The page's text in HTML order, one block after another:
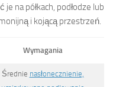
na półkach, podłodze lub
i kojącą przestrzeń.
Wymagania
Średnie nasłonecznienie,